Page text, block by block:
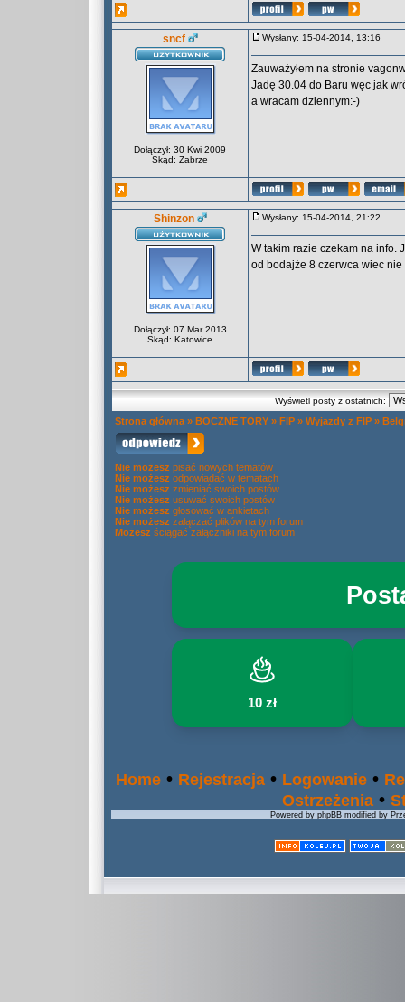
sncf
Dołączył: 30 Kwi 2009
Skąd: Zabrze
Wysłany: 15-04-2014, 13:16
Zauważyłem na stronie
Jadę 30.04 do Baru węc jak
a wracam dziennym:-)
Shinzon
Dołączył: 07 Mar 2013
Skąd: Katowice
Wysłany: 15-04-2014, 21:22
W takim razie czekam na info.
od bodajże 8 czerwca wiec nie
Wyświetl posty z ostatnich:
Strona główna » BOCZNE TORY » FIP » Wyjazdy z FIP »
Nie możesz pisać nowych tematów
Nie możesz odpowiadać w tematach
Nie możesz zmieniać swoich postów
Nie możesz usuwać swoich postów
Nie możesz głosować w ankietach
Nie możesz załączać plików na tym forum
Możesz ściągać załączniki na tym forum
10 zł
Home • Rejestracja • Logowanie •
Ostrzeżenia •
Powered by phpBB modified by